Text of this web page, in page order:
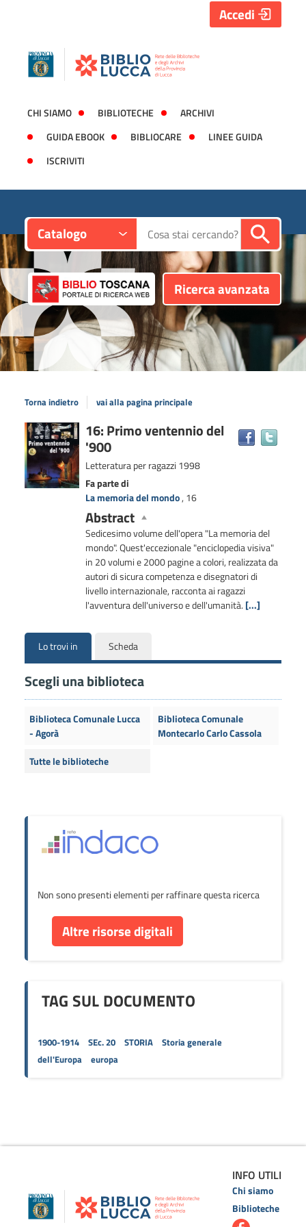
CHI SIAMO BIBLIOTECHE
ARCHIVI
GUIDA EBOOK
BIBLIOCARE
LINEE GUIDA
ISCRIVITI
Accedi
Catalogo Cerca su "Catalogo"
Ricerca avanzata
Torna indietro vai alla pagina principale
Dettaglio
del
documento
16: Primo ventennio del
'900
Letteratura per ragazzi 1998
Fa parte di
La memoria del mondo, 16
Abstract
Sedicesimo volume dell'opera "La memoria del
mondo". Quest'eccezionale "enciclopedia visiva"
in 20 volumi e 2000 pagine a colori, realizzata da
autori di sicura competenza e disegnatori di
livello internazionale, racconta ai ragazzi
l'avventura dell'universo e dell'umanità. [...]
Lo trovi in Scheda
Scegli una biblioteca
Biblioteca Comunale Lucca
- Agorà
Biblioteca Comunale
Montecarlo Carlo Cassola
Tutte le biblioteche
Non sono presenti elementi per raffinare questa ricerca
Altre risorse digitali
TAG SUL DOCUMENTO
1900-1914 SEc. 20 STORIA
Storia generale
dell'Europa
europa
INFO UTILI
Chi siamo
Biblioteche